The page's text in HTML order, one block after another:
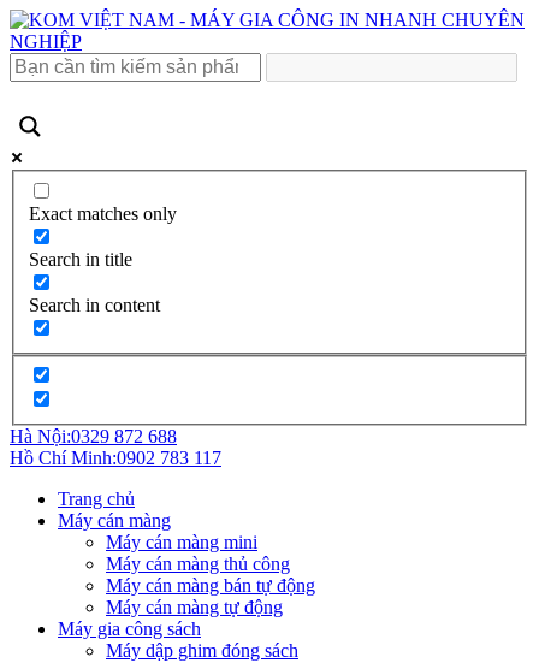
Exact matches only
Search in title
Search in content
Hà Nội:0329 872 688
Hồ Chí Minh:0902 783 117
Trang chủ
Máy cán màng
Máy cán màng mini
Máy cán màng thủ công
Máy cán màng bán tự động
Máy cán màng tự động
Máy gia công sách
Máy dập ghim đóng sách